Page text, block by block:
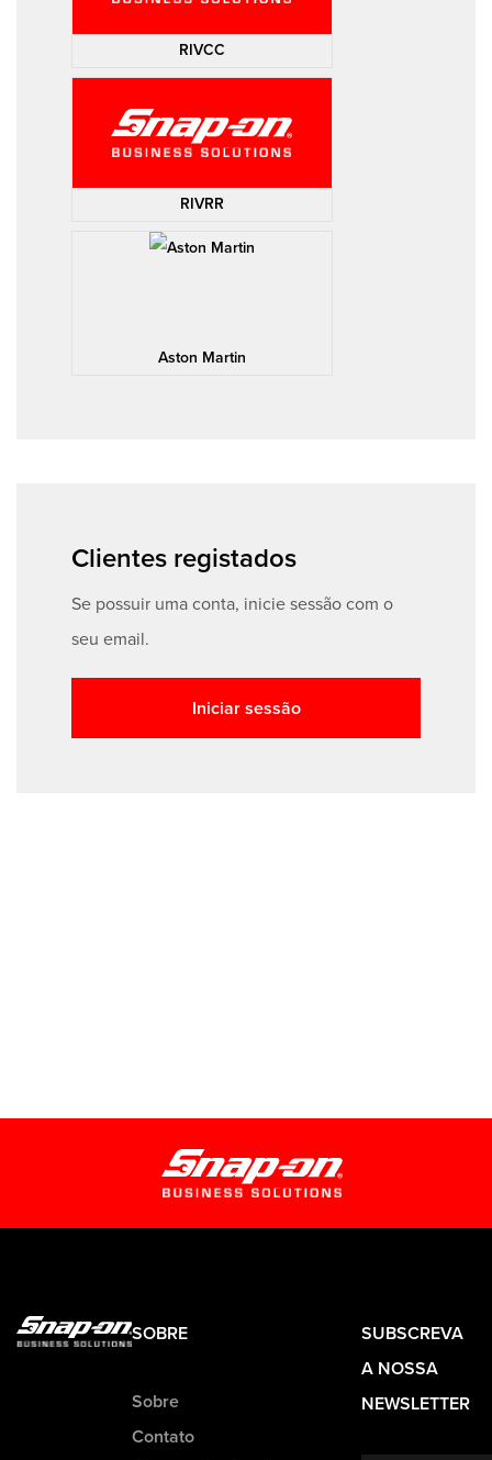
RIVCC
RIVRR
Aston Martin
Clientes registados
Se possuir uma conta, inicie sessão com o
seu email.
Iniciar sessão
SOBRE
Sobre
Contato
SUBSCREVA
A NOSSA
NEWSLETTER